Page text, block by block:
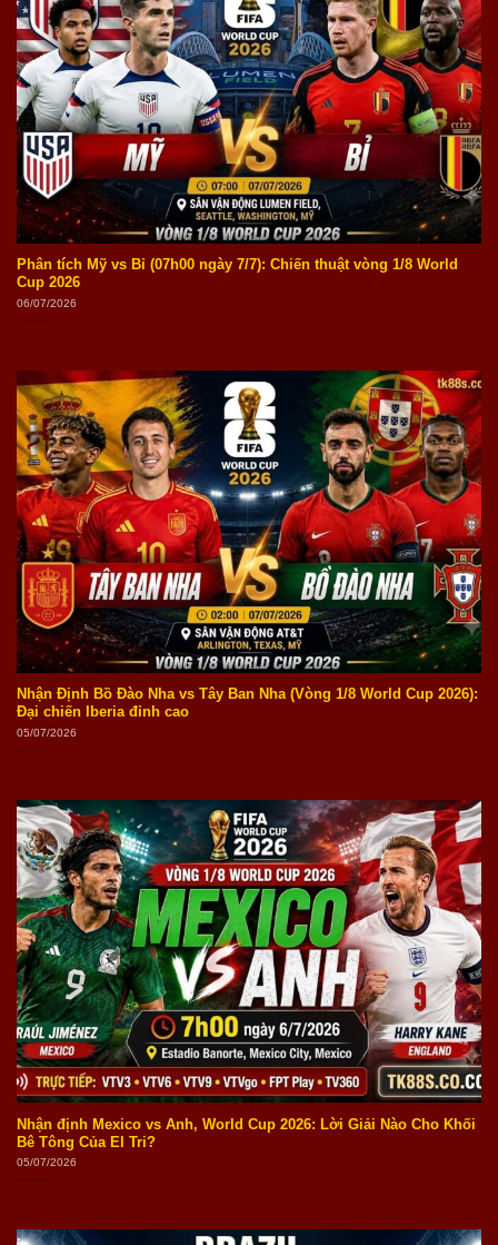
Phân tích Mỹ vs Bỉ (07h00 ngày 7/7): Chiến thuật vòng 1/8 World
Cup 2026
06/07/2026
Nhận Định Bồ Đào Nha vs Tây Ban Nha (Vòng 1/8 World Cup 2026):
Đại chiến Iberia đỉnh cao
05/07/2026
Nhận định Mexico vs Anh, World Cup 2026: Lời Giải Nào Cho Khối
Bê Tông Của El Tri?
05/07/2026